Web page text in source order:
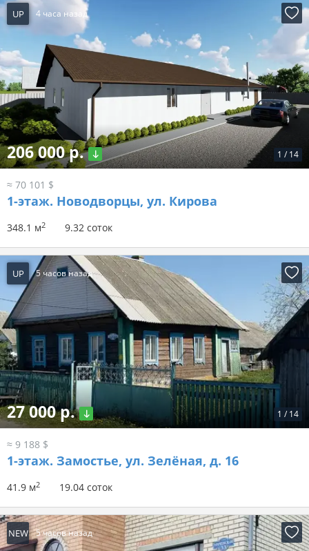
UP 4 часа назад
1 / 14
206 000 р.
≈ 70 101 $
1-этаж. Новодворцы, ул. Кирова
348.1 м2 9.32 соток
UP 5 часов назад
1 / 14
27 000 р.
≈ 9 188 $
1-этаж. Замостье, ул. Зелёная, д. 16
41.9 м2 19.04 соток
NEW 5 часов назад